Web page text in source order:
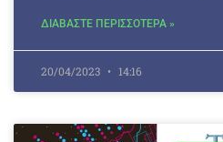
ΔΙΑΒΑΣΤΕ ΠΕΡΙΣΣΟΤΕΡΑ »
20/04/2023 14:16